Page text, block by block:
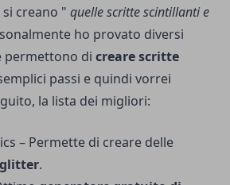
creano " quelle scritte scintillanti e
ho provato diversi
permettono di creare scritte
passi e quindi vorrei
la lista dei migliori:
– Permette di creare delle
.